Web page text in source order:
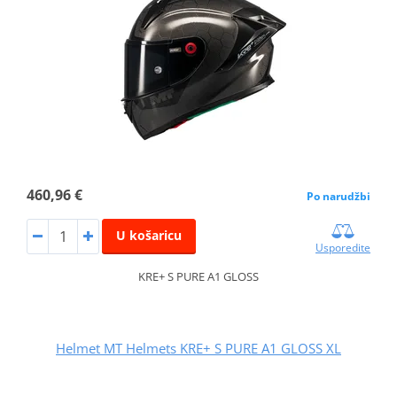
460,96 € Po narudžbi
U košaricu
Usporedite
KRE+ S PURE A1 GLOSS
Helmet MT Helmets KRE+ S PURE A1 GLOSS XL